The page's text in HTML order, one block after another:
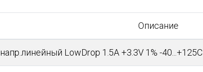
Описание
LowDrop 1.5A +3.3V 1% -40...+125C